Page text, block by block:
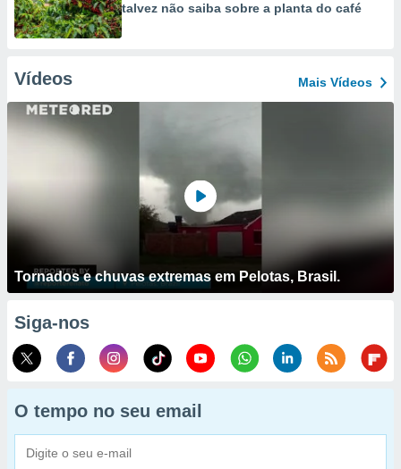
talvez não saiba sobre a planta do café
Vídeos Mais Vídeos
Tornados e chuvas extremas em Pelotas, Brasil.
Siga-nos
O tempo no seu email